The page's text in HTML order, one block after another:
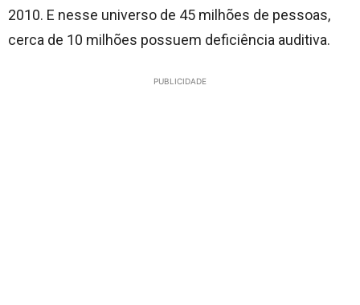
2010. E nesse universo de 45 milhões de pessoas,
cerca de 10 milhões possuem deficiência auditiva.
PUBLICIDADE